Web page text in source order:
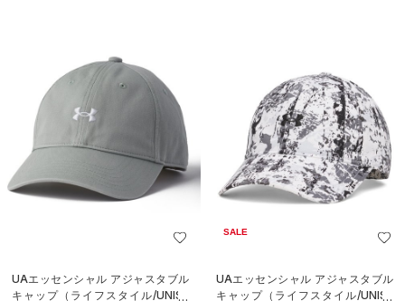
UAエッセンシャル アジャスタブル
キャップ（ライフスタイル/UNISE
SALE
UAエッセンシャル アジャスタブル
キャップ（ライフスタイル/UNISE